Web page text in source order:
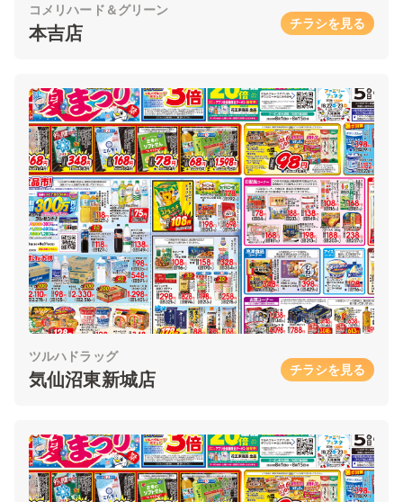
コメリハード＆グリーン
本吉店 チラシを見る
ツルハドラッグ
気仙沼東新城店 チラシを見る